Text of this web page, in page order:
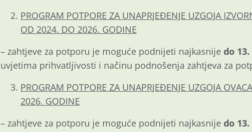
PROGRAM POTPORE ZA UNAPRJEĐENJE UZGOJA
OD 2024. DO 2026. GODINE
– zahtjeve za potporu je moguće podnijeti najkasnije do
uvjetima prihvatljivosti i načinu podnošenja zahtjeva za
PROGRAM POTPORE ZA UNAPRJEĐENJE UZGOJA
2026. GODINE
– zahtjeve za potporu je moguće podnijeti najkasnije do